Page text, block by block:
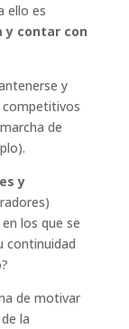
ello es
contar con
y
competitivos
de
y
los que se
continuidad
de motivar
la